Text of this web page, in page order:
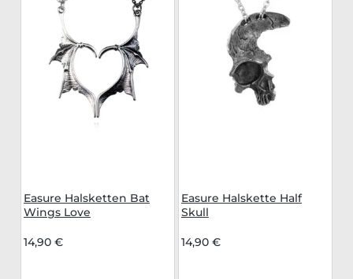
Easure Halsketten Bat
Wings Love
14,90 €
Easure Halskette Half
Skull
14,90 €